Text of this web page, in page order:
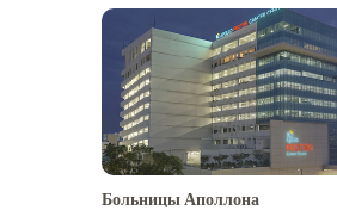
Больницы Аполлона